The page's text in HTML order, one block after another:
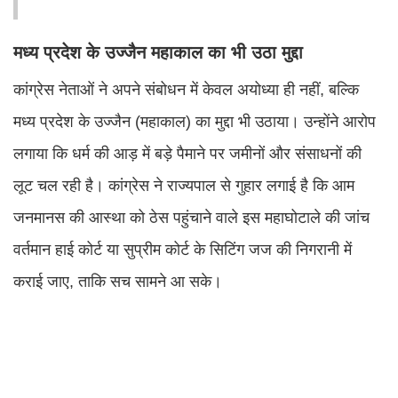
मध्य प्रदेश के उज्जैन महाकाल का भी उठा मुद्दा
कांग्रेस नेताओं ने अपने संबोधन में केवल अयोध्या ही नहीं, बल्कि
मध्य प्रदेश के उज्जैन (महाकाल) का मुद्दा भी उठाया। उन्होंने आरोप
लगाया कि धर्म की आड़ में बड़े पैमाने पर जमीनों और संसाधनों की
लूट चल रही है। कांग्रेस ने राज्यपाल से गुहार लगाई है कि आम
जनमानस की आस्था को ठेस पहुंचाने वाले इस महाघोटाले की जांच
वर्तमान हाई कोर्ट या सुप्रीम कोर्ट के सिटिंग जज की निगरानी में
कराई जाए, ताकि सच सामने आ सके।